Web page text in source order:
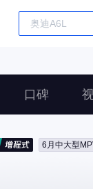
口碑
6月中大型